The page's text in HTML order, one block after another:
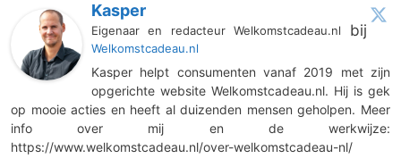
Kasper
Eigenaar en redacteur Welkomstcadeau.nl bij
Welkomstcadeau.nl
Kasper helpt consumenten vanaf 2019 met zijn
opgerichte website Welkomstcadeau.nl. Hij is gek
op mooie acties en heeft al duizenden mensen geholpen. Meer
info over mij en de werkwijze:
https://www.welkomstcadeau.nl/over-welkomstcadeau-nl/